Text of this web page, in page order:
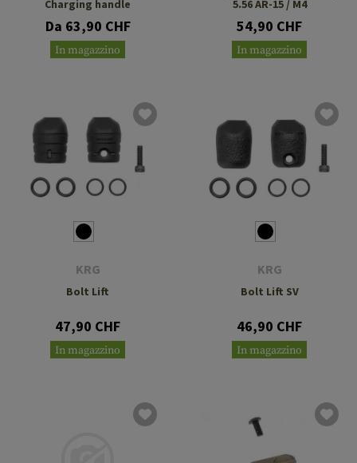
Charging handle
Da 63,90 CHF
In magazzino
5.56 AR-15 / M4
54,90 CHF
In magazzino
KRG
Bolt Lift
47,90 CHF
In magazzino
KRG
Bolt Lift SV
46,90 CHF
In magazzino